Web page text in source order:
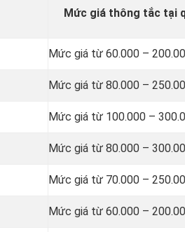
Mức giá thông tắc tại
Mức giá từ 60.000 –
Mức giá từ 80.000 –
Mức giá từ 100.000 –
Mức giá từ 80.000 –
Mức giá từ 70.000 –
Mức giá từ 60.000 –